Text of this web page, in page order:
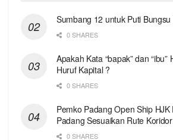
Sumbang 12 untuk Puti
0 SHARES
Apakah Kata “bapak” dan
Huruf Kapital ?
0 SHARES
Pemko Padang Open Ship
Padang Sesuaikan Rute
0 SHARES